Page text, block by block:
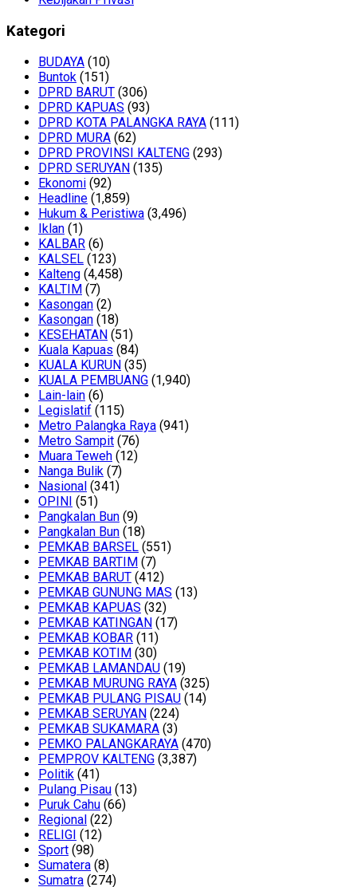
Kategori
BUDAYA (10)
Buntok (151)
DPRD BARUT (306)
DPRD KAPUAS (93)
DPRD KOTA PALANGKA RAYA (111)
DPRD MURA (62)
DPRD PROVINSI KALTENG (293)
DPRD SERUYAN (135)
Ekonomi (92)
Headline (1,859)
Hukum & Peristiwa (3,496)
Iklan (1)
KALBAR (6)
KALSEL (123)
Kalteng (4,458)
KALTIM (7)
Kasongan (2)
Kasongan (18)
KESEHATAN (51)
Kuala Kapuas (84)
KUALA KURUN (35)
KUALA PEMBUANG (1,940)
Lain-lain (6)
Legislatif (115)
Metro Palangka Raya (941)
Metro Sampit (76)
Muara Teweh (12)
Nanga Bulik (7)
Nasional (341)
OPINI (51)
Pangkalan Bun (9)
Pangkalan Bun (18)
PEMKAB BARSEL (551)
PEMKAB BARTIM (7)
PEMKAB BARUT (412)
PEMKAB GUNUNG MAS (13)
PEMKAB KAPUAS (32)
PEMKAB KATINGAN (17)
PEMKAB KOBAR (11)
PEMKAB KOTIM (30)
PEMKAB LAMANDAU (19)
PEMKAB MURUNG RAYA (325)
PEMKAB PULANG PISAU (14)
PEMKAB SERUYAN (224)
PEMKAB SUKAMARA (3)
PEMKO PALANGKARAYA (470)
PEMPROV KALTENG (3,387)
Politik (41)
Pulang Pisau (13)
Puruk Cahu (66)
Regional (22)
RELIGI (12)
Sport (98)
Sumatera (8)
Sumatra (274)